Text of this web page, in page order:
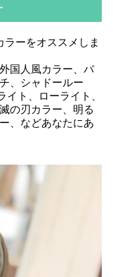
ーをオススメしま
国人風カラー、バ
、シャドールー
ト、ローライト、
の刃カラー、明る
、などあなたにあ